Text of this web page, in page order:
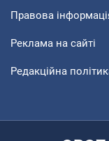
Правова
Реклама на сайті
Редакційна